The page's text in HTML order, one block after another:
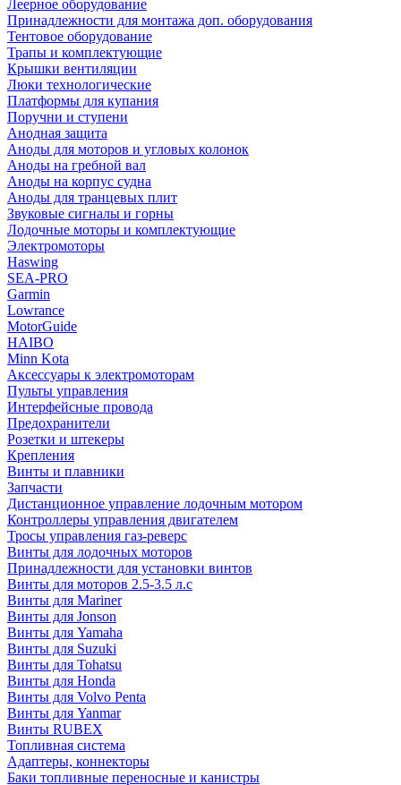
Леерное оборудование
Принадлежности для монтажа доп. оборудования
Тентовое оборудование
Трапы и комплектующие
Крышки вентиляции
Люки технологические
Платформы для купания
Поручни и ступени
Анодная защита
Аноды для моторов и угловых колонок
Аноды на гребной вал
Аноды на корпус судна
Аноды для транцевых плит
Звуковые сигналы и горны
Лодочные моторы и комплектующие
Электромоторы
Haswing
SEA-PRO
Garmin
Lowrance
MotorGuide
HAIBO
Minn Kota
Аксессуары к электромоторам
Пульты управления
Интерфейсные провода
Предохранители
Розетки и штекеры
Крепления
Винты и плавники
Запчасти
Дистанционное управление лодочным мотором
Контроллеры управления двигателем
Тросы управления газ-реверс
Винты для лодочных моторов
Принадлежности для установки винтов
Винты для моторов 2.5-3.5 л.с
Винты для Mariner
Винты для Jonson
Винты для Yamaha
Винты для Suzuki
Винты для Tohatsu
Винты для Honda
Винты для Volvo Penta
Винты для Yanmar
Винты RUBEX
Топливная система
Адаптеры, коннекторы
Баки топливные переносные и канистры